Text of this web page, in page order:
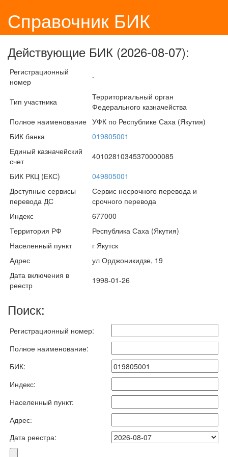
Справочник БИК
Действующие БИК (2026-08-07):
Регистрационный
номер
-
Тип участника
Территориальный орган
Федерального казначейства
Полное наименование УФК по Республике Саха (Якутия)
БИК банка
019805001
Единый казначейский
счет
40102810345370000085
БИК РКЦ (ЕКС)
049805001
Доступные сервисы
перевода ДС
Сервис несрочного перевода и
срочного перевода
Индекс
677000
Территория РФ
Республика Саха (Якутия)
Населенный пункт
г Якутск
Адрес
ул Орджоникидзе, 19
Дата включения в
реестр
1998-01-26
Поиск:
Регистрационный номер:
Полное наименование:
БИК:
Индекс:
Населенный пункт:
Адрес:
Дата реестра: